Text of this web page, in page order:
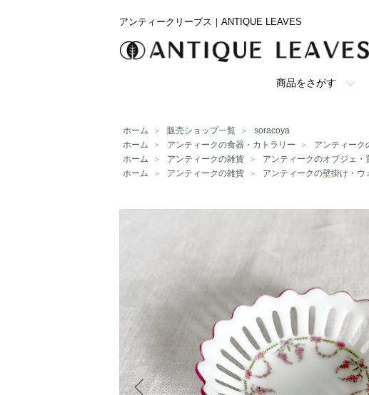
アンティークリーブス｜ANTIQUE LEAVES
商品をさがす
ホーム ＞ 販売ショップ一覧 ＞
soracoya
ホーム
＞ アンティークの食器・カトラリー ＞ アンティーク
ホーム
＞ アンティークの雑貨 ＞
アンティークのオブジェ
ホーム
＞ アンティークの雑貨 ＞ アンティークの壁掛け・ウ